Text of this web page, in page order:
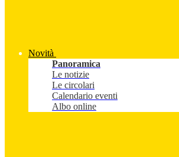
Novità
Panoramica
Le notizie
Le circolari
Calendario eventi
Albo online